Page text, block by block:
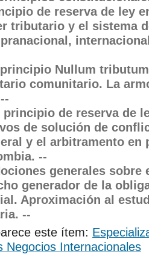
de reserva de ley
tributario y el sistema
Nullum tributum
comunitario. La
principio de reserva de
de solución de
y el arbitramento en
--
generales sobre
generador de la
Aproximación al
--
este ítem:
Negocios Internacionales